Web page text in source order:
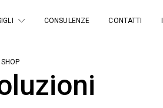
CONSULENZE CONTATTI
SHOP